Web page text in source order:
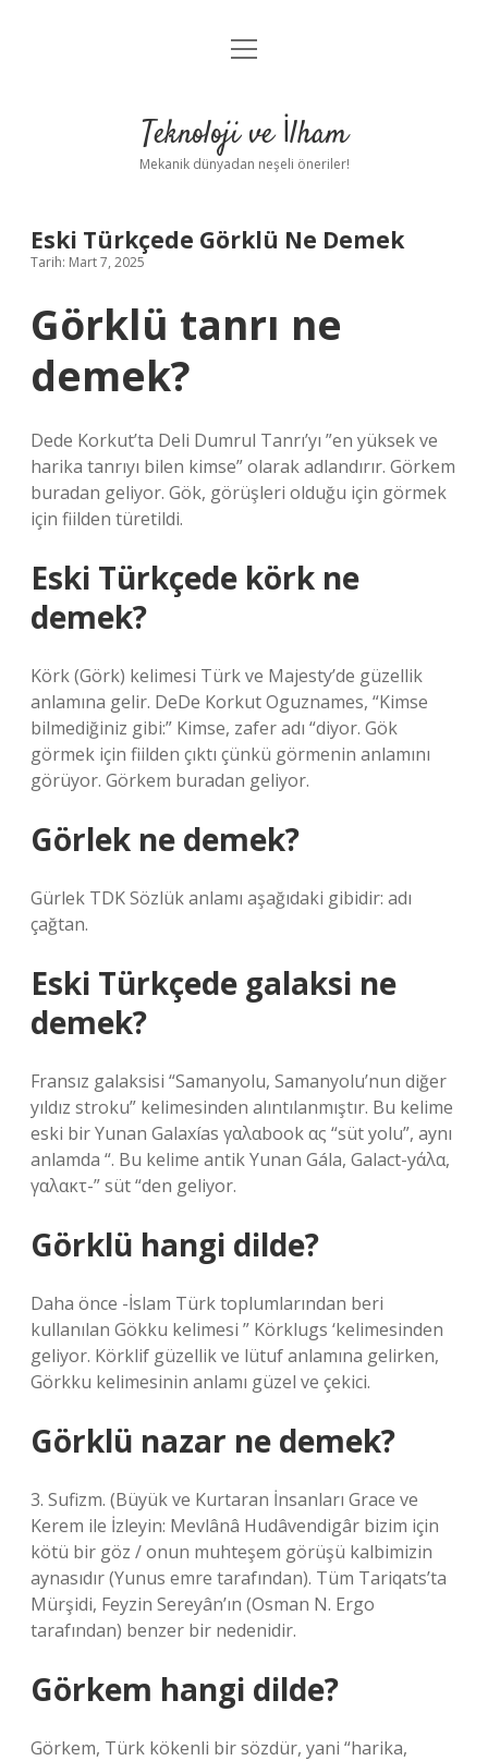
Anasayfa
Yasal Uyarı
menüyü
Teknoloji ve İlham
Mekanik dünyadan neşeli öneriler!
Eski Türkçede Görklü Ne Demek
Tarih: Mart 7, 2025
Görklü tanrı ne
demek?
Dede Korkut’ta Deli Dumrul Tanrı’yı ​​”en yüksek ve
harika tanrıyı bilen kimse” olarak adlandırır. Görkem
buradan geliyor. Gök, görüşleri olduğu için görmek
için fiilden türetildi.
Eski Türkçede körk ne
demek?
Körk (Görk) kelimesi Türk ve Majesty’de güzellik
anlamına gelir. DeDe Korkut Oguznames, “Kimse
bilmediğiniz gibi:” Kimse, zafer adı “diyor. Gök
görmek için fiilden çıktı çünkü görmenin anlamını
görüyor. Görkem buradan geliyor.
Görlek ne demek?
Gürlek TDK Sözlük anlamı aşağıdaki gibidir: adı
çağtan.
Eski Türkçede galaksi ne
demek?
Fransız galaksisi “Samanyolu, Samanyolu’nun diğer
yıldız stroku” kelimesinden alıntılanmıştır. Bu kelime
eski bir Yunan Galaxías γαλαbook ας “süt yolu”, aynı
anlamda “. Bu kelime antik Yunan Gála, Galact-yάλα,
γαλακτ-” süt “den geliyor.
Görklü hangi dilde?
Daha önce -İslam Türk toplumlarından beri
kullanılan Gökku kelimesi ” Körklugs ‘kelimesinden
geliyor. Körklif güzellik ve lütuf anlamına gelirken,
Görkku kelimesinin anlamı güzel ve çekici.
Görklü nazar ne demek?
3. Sufizm. (Büyük ve Kurtaran İnsanları Grace ve
Kerem ile İzleyin: Mevlânâ Hudâvendigâr bizim için
kötü bir göz / onun muhteşem görüşü kalbimizin
aynasıdır (Yunus emre tarafından). Tüm Tariqats’ta
Mürşidi, Feyzin Sereyân’ın (Osman N. Ergo
tarafından) benzer bir nedenidir.
Görkem hangi dilde?
Görkem, Türk kökenli bir sözdür, yani “harika,